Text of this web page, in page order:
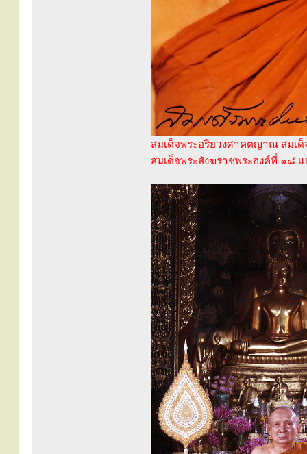
สมเด็จพระอริยวงศาคตญาณ สมเ
สมเด็จพระสังฆราชพระองค์ที่ ๑๘